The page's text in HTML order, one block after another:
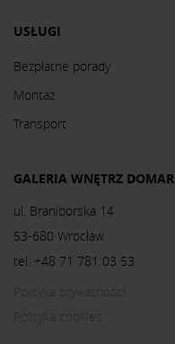
USŁUGI
Bezpłatne porady
Montaż
Transport
GALERIA WNĘTRZ DOMAR
ul. Braniborska 14
53-680 Wrocław
tel. +48 71 781 03 53